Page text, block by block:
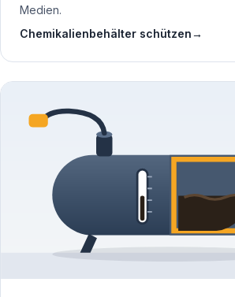
Medien.
Chemikalienbehälter schützen→